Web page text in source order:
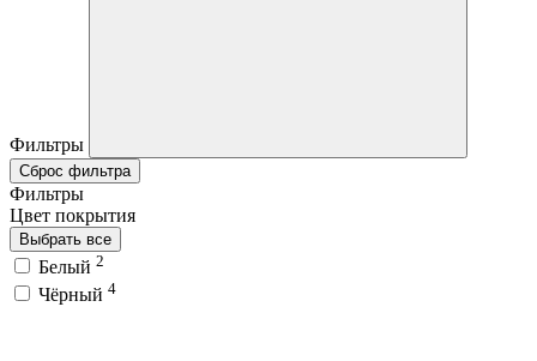
Фильтры
Сброс фильтра
Фильтры
Цвет покрытия
Выбрать все
Белый 2
Чёрный 4